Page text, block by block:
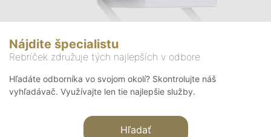
Nájdite špecialistu
Rebríček združuje tých najlepších v odbore
Hľadáte odborníka vo svojom okolí? Skontrolujte náš
vyhľadávač. Využívajte len tie najlepšie služby.
Hľadať